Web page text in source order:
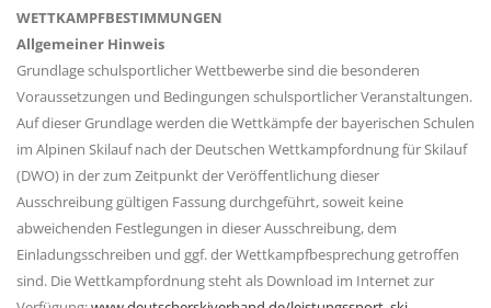
WETTKAMPFBESTIMMUNGEN
Allgemeiner Hinweis
Grundlage schulsportlicher Wettbewerbe sind die besonderen
Voraussetzungen und Bedingungen schulsportlicher Veranstaltungen.
Auf dieser Grundlage werden die Wettkämpfe der bayerischen Schulen
im Alpinen Skilauf nach der Deutschen Wettkampfordnung für Skilauf
(DWO) in der zum Zeitpunkt der Veröffentlichung dieser
Ausschreibung gültigen Fassung durchgeführt, soweit keine
abweichenden Festlegungen in dieser Ausschreibung, dem
Einladungsschreiben und ggf. der Wettkampfbesprechung getroffen
sind. Die Wettkampfordnung steht als Download im Internet zur